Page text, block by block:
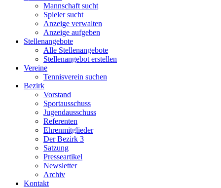
Mannschaft sucht
Spieler sucht
Anzeige verwalten
Anzeige aufgeben
Stellenangebote
Alle Stellenangebote
Stellenangebot erstellen
Vereine
Tennisverein suchen
Bezirk
Vorstand
Sportausschuss
Jugendausschuss
Referenten
Ehrenmitglieder
Der Bezirk 3
Satzung
Presseartikel
Newsletter
Archiv
Kontakt